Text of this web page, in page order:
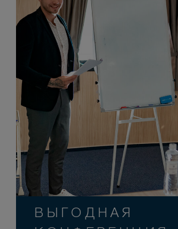
ВЫГОДНАЯ